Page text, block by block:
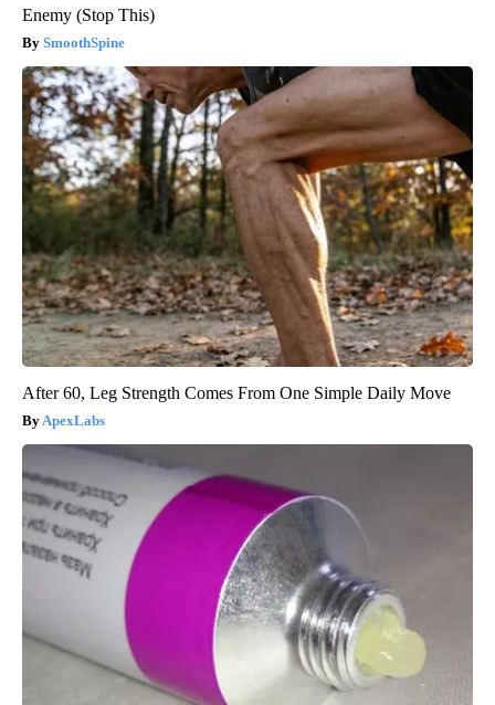
Enemy (Stop This)
SmoothSpine
After 60, Leg Strength Comes From One Simple Daily Move
ApexLabs